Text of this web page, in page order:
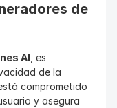
de
AI , es
de la
comprometido
y asegura